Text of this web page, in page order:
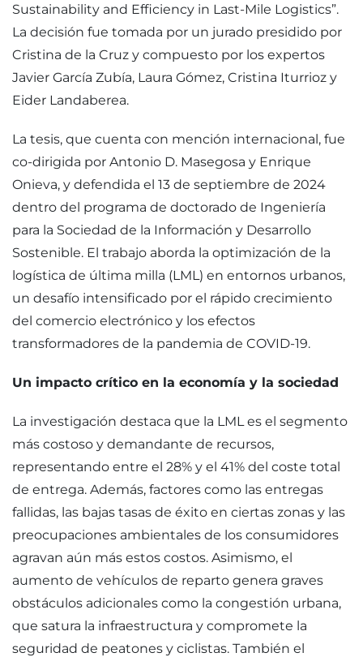
Sustainability and Efficiency in Last-Mile Logistics”.
La decisión fue tomada por un jurado presidido por
Cristina de la Cruz y compuesto por los expertos
Javier García Zubía, Laura Gómez, Cristina Iturrioz y
Eider Landaberea.
La tesis, que cuenta con mención internacional, fue
co-dirigida por Antonio D. Masegosa y Enrique
Onieva, y defendida el 13 de septiembre de 2024
dentro del programa de doctorado de Ingeniería
para la Sociedad de la Información y Desarrollo
Sostenible. El trabajo aborda la optimización de la
logística de última milla (LML) en entornos urbanos,
un desafío intensificado por el rápido crecimiento
del comercio electrónico y los efectos
transformadores de la pandemia de COVID-19.
Un impacto crítico en la economía y la sociedad
La investigación destaca que la LML es el segmento
más costoso y demandante de recursos,
representando entre el 28% y el 41% del coste total
de entrega. Además, factores como las entregas
fallidas, las bajas tasas de éxito en ciertas zonas y las
preocupaciones ambientales de los consumidores
agravan aún más estos costos. Asimismo, el
aumento de vehículos de reparto genera graves
obstáculos adicionales como la congestión urbana,
que satura la infraestructura y compromete la
seguridad de peatones y ciclistas. También el